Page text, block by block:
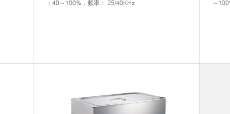
：40～100%，频率： 25/40KHz
～